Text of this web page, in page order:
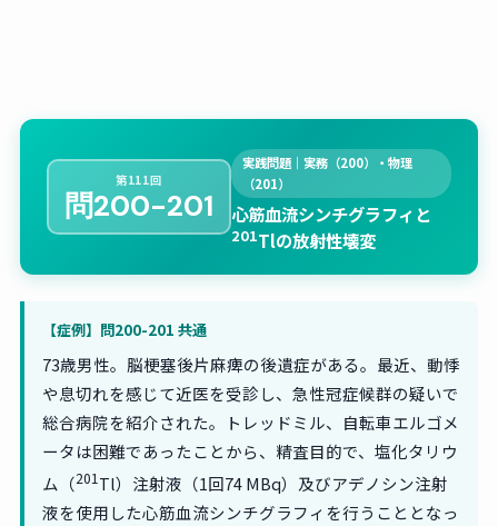
第111回
問200-201
実践問題｜実務（200）・物理
（201）
心筋血流シンチグラフィと
201Tlの放射性壊変
【症例】問200-201 共通
73歳男性。脳梗塞後片麻痺の後遺症がある。最近、動悸
や息切れを感じて近医を受診し、急性冠症候群の疑いで
総合病院を紹介された。トレッドミル、自転車エルゴメ
ータは困難であったことから、精査目的で、塩化タリウ
ム（201Tl）注射液（1回74 MBq）及びアデノシン注射
液を使用した心筋血流シンチグラフィを行うこととなっ